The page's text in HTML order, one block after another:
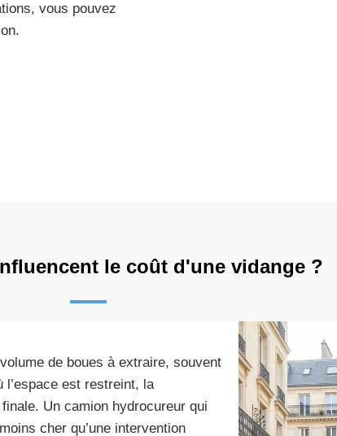
vous pouvez
le coût d'une vidange ?
de boues à extraire, souvent
est restreint, la
Un camion hydrocureur qui
cher qu’une intervention